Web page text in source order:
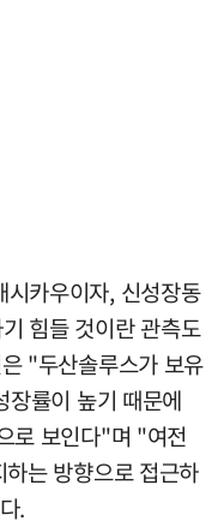
카우이자, 신성장동
힘들 것이란 관측도
"두산솔루스가 보유
장률이 높기 때문에
로 보인다"며 "여전
는 방향으로 접근하
.